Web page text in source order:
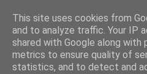
This site uses cookies from
and to analyze traffic. Your IP
shared with Google along with
metrics to ensure quality of
statistics, and to detect and
CASSOCO gourmande